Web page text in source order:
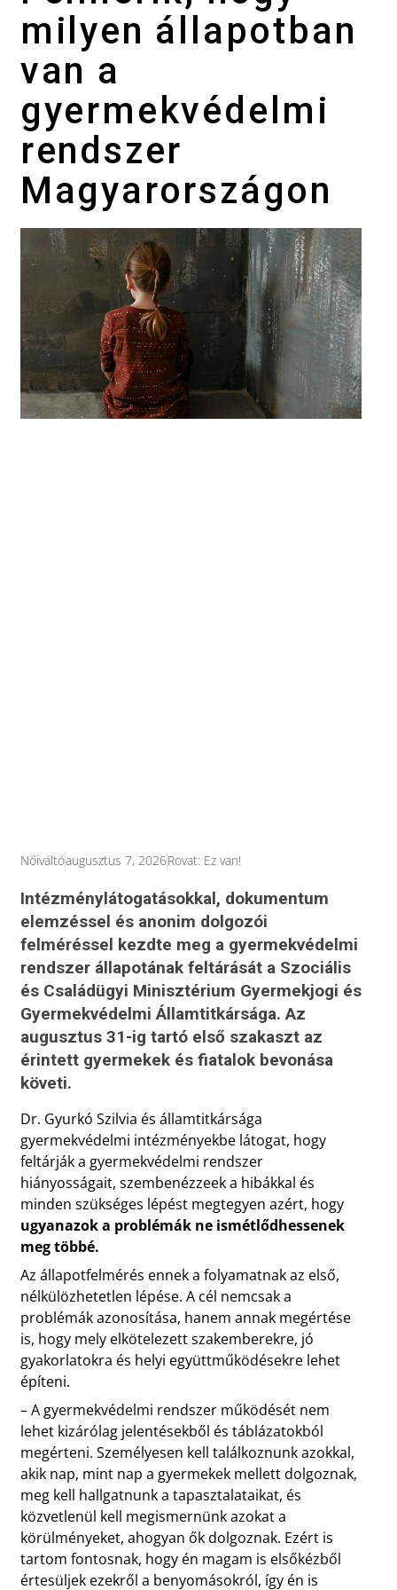
milyen állapotban
van a
gyermekvédelmi
rendszer
Magyarországon
Nőiváltóaugusztus 7, 2026Rovat: Ez van!
Intézménylátogatásokkal, dokumentum
elemzéssel és anonim dolgozói
felméréssel kezdte meg a gyermekvédelmi
rendszer állapotának feltárását a Szociális
és Családügyi Minisztérium Gyermekjogi és
Gyermekvédelmi Államtitkársága. Az
augusztus 31-ig tartó első szakaszt az
érintett gyermekek és fiatalok bevonása
követi.
Dr. Gyurkó Szilvia és államtitkársága
gyermekvédelmi intézményekbe látogat, hogy
feltárják a gyermekvédelmi rendszer
hiányosságait, szembenézzeek a hibákkal és
minden szükséges lépést megtegyen azért, hogy
ugyanazok a problémák ne ismétlődhessenek
meg többé.
Az állapotfelmérés ennek a folyamatnak az első,
nélkülözhetetlen lépése. A cél nemcsak a
problémák azonosítása, hanem annak megértése
is, hogy mely elkötelezett szakemberekre, jó
gyakorlatokra és helyi együttműködésekre lehet
építeni.
– A gyermekvédelmi rendszer működését nem
lehet kizárólag jelentésekből és táblázatokból
megérteni. Személyesen kell találkoznunk azokkal,
akik nap, mint nap a gyermekek mellett dolgoznak,
meg kell hallgatnunk a tapasztalataikat, és
közvetlenül kell megismernünk azokat a
körülményeket, ahogyan ők dolgoznak. Ezért is
tartom fontosnak, hogy én magam is elsőkézből
értesüljek ezekről a benyomásokról, így én is